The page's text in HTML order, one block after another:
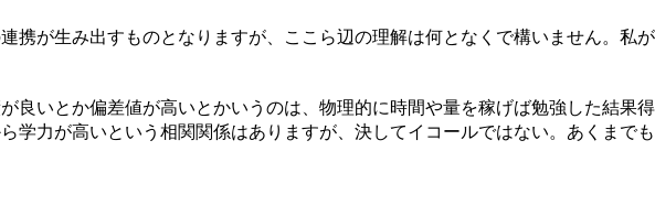
携が生み出すものとなりますが、ここら辺の理解は何となくで構いません。私が
いとか偏差値が高いとかいうのは、物理的に時間や量を稼げば勉強した結果得
力が高いという相関関係はありますが、決してイコールではない。あくまでも